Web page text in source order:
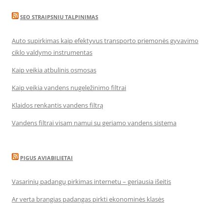
SEO STRAIPSNIU TALPINIMAS
Auto supirkimas kaip efektyvus transporto priemonės gyvavimo
ciklo valdymo instrumentas
Kaip veikia atbulinis osmosas
Kaip veikia vandens nugeležinimo filtrai
Klaidos renkantis vandens filtrą
Vandens filtrai visam namui su geriamo vandens sistema
PIGUS AVIABILIETAI
Vasarinių padangų pirkimas internetu – geriausia išeitis
Ar verta brangias padangas pirkti ekonominės klasės